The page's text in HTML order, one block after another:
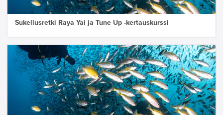
Sukellusretki Raya Yai ja Tune Up -kertauskurssi